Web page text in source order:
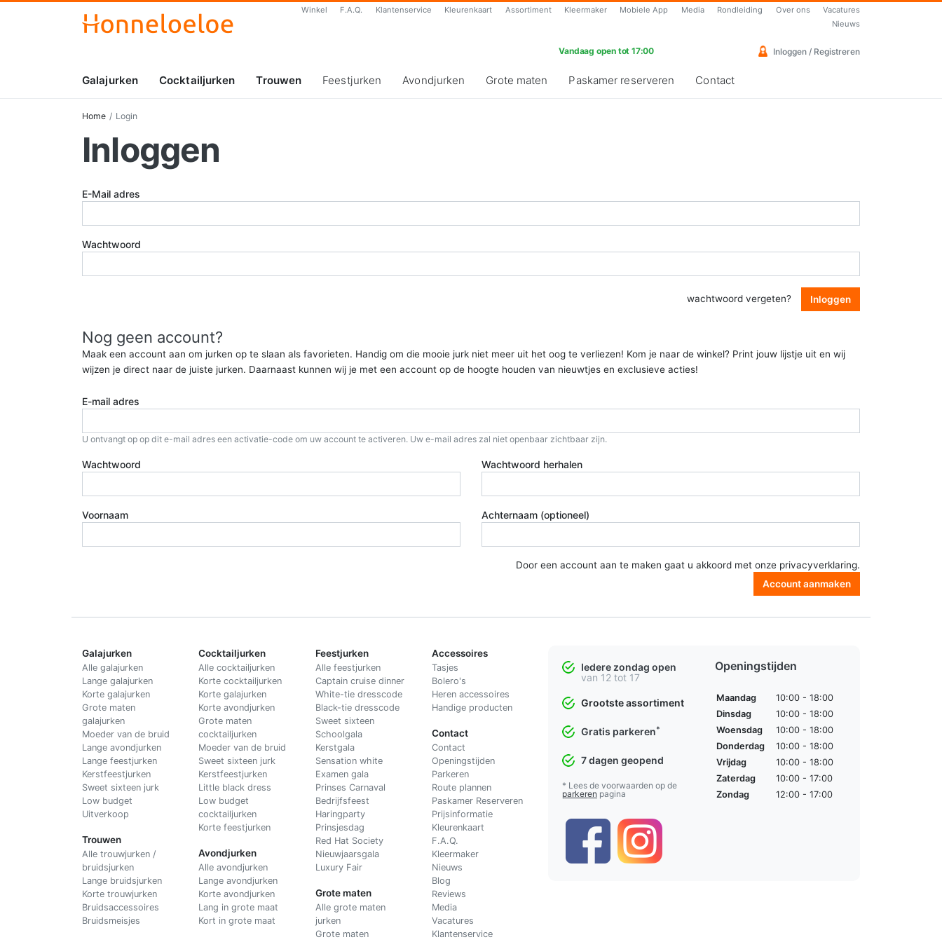
Winkel F.A.Q. Klantenservice Kleurenkaart Assortiment Kleermaker Mobiele App Media Rondleiding Over ons
Vacatures
Nieuws
Vandaag open tot 17:00 Inloggen / Registreren
Galajurken Cocktailjurken Trouwen Feestjurken Avondjurken Grote maten Paskamer reserveren Contact
Home Login
Inloggen
E-Mail adres
Wachtwoord
wachtwoord vergeten? Inloggen
Nog geen account?
Maak een account aan om jurken op te slaan als favorieten. Handig om die mooie jurk niet meer uit het oog te verliezen! Kom je naar de winkel? Print jouw lijstje uit en wij
wijzen je direct naar de juiste jurken. Daarnaast kunnen wij je met een account op de hoogte houden van nieuwtjes en exclusieve acties!
E-mail adres
U ontvangt op op dit e-mail adres een activatie-code om uw account te activeren. Uw e-mail adres zal niet openbaar zichtbaar zijn.
Wachtwoord Wachtwoord herhalen
Voornaam Achternaam (optioneel)
Door een account aan te maken gaat u akkoord met onze privacyverklaring.
Account aanmaken
Galajurken
Alle galajurken
Lange galajurken
Korte galajurken
Grote maten
galajurken
Moeder van de bruid
Lange avondjurken
Lange feestjurken
Kerstfeestjurken
Sweet sixteen jurk
Low budget
Uitverkoop
Trouwen
Alle trouwjurken /
bruidsjurken
Lange bruidsjurken
Korte trouwjurken
Bruidsaccessoires
Bruidsmeisjes
Cocktailjurken
Alle cocktailjurken
Korte cocktailjurken
Korte galajurken
Korte avondjurken
Grote maten
cocktailjurken
Moeder van de bruid
Sweet sixteen jurk
Kerstfeestjurken
Little black dress
Low budget
cocktailjurken
Korte feestjurken
Avondjurken
Alle avondjurken
Lange avondjurken
Korte avondjurken
Lang in grote maat
Kort in grote maat
Feestjurken
Alle feestjurken
Captain cruise dinner
White-tie dresscode
Black-tie dresscode
Sweet sixteen
Schoolgala
Kerstgala
Sensation white
Examen gala
Prinses Carnaval
Bedrijfsfeest
Haringparty
Prinsjesdag
Red Hat Society
Nieuwjaarsgala
Luxury Fair
Grote maten
Alle grote maten
jurken
Grote maten
Accessoires
Tasjes
Bolero's
Heren accessoires
Handige producten
Contact
Contact
Openingstijden
Parkeren
Route plannen
Paskamer Reserveren
Prijsinformatie
Kleurenkaart
F.A.Q.
Kleermaker
Nieuws
Blog
Reviews
Media
Vacatures
Klantenservice
Iedere zondag open
van 12 tot 17
Grootste assortiment
Gratis parkeren*
7 dagen geopend
* Lees de voorwaarden op de
parkeren pagina
Openingstijden
Maandag
10:00 - 18:00
Dinsdag
10:00 - 18:00
Woensdag
10:00 - 18:00
Donderdag
10:00 - 18:00
Vrijdag
10:00 - 18:00
Zaterdag
10:00 - 17:00
Zondag
12:00 - 17:00